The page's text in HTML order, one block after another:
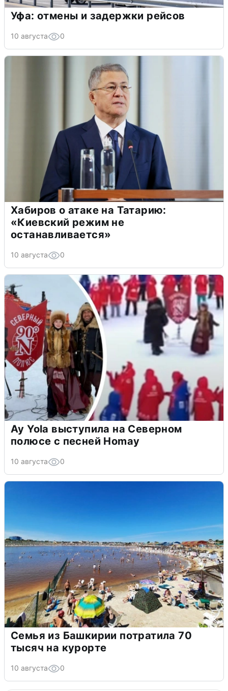
Уфа: отмены и задержки рейсов
10 августа 0
Хабиров о атаке на Татарию:
«Киевский режим не
останавливается»
10 августа 0
Ay Yola выступила на Северном
полюсе с песней Homay
10 августа 0
Семья из Башкирии потратила 70
тысяч на курорте
10 августа 0